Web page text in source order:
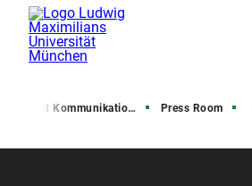
und Kommunikation (PuK) Press Room